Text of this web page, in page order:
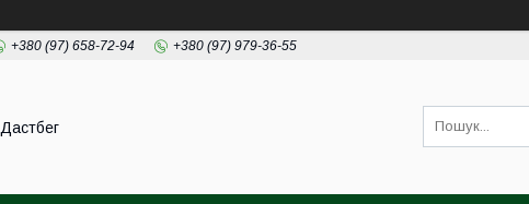
+380 (97) 658-72-94 +380 (97) 979-36-55
Дастбег